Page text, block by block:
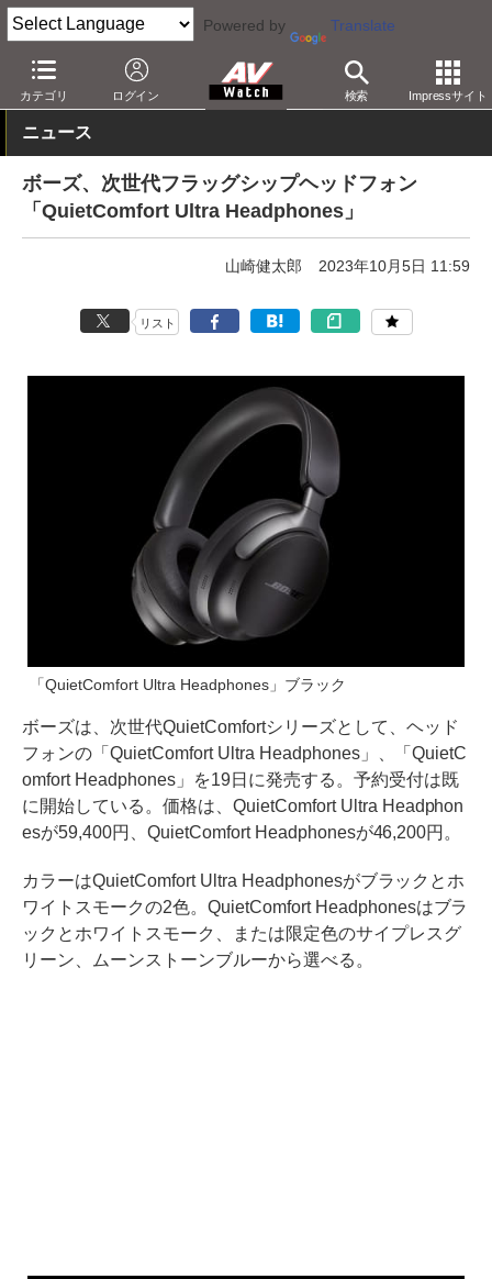
Powered by Translate
カテゴリ ログイン 検索 Impressサイト
AV Watch 製品 ヘッドフォン ボーズ
ニュース
ボーズ、次世代フラッグシップヘッドフォン
「QuietComfort Ultra Headphones」
山崎健太郎 2023年10月5日 11:59
リスト
「QuietComfort Ultra Headphones」ブラック
ボーズは、次世代QuietComfortシリーズとして、ヘッド
フォンの「QuietComfort Ultra Headphones」、「QuietC
omfort Headphones」を19日に発売する。予約受付は既
に開始している。価格は、QuietComfort Ultra Headphon
esが59,400円、QuietComfort Headphonesが46,200円。
カラーはQuietComfort Ultra Headphonesがブラックとホ
ワイトスモークの2色。QuietComfort Headphonesはブラ
ックとホワイトスモーク、または限定色のサイプレスグ
リーン、ムーンストーンブルーから選べる。